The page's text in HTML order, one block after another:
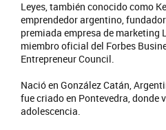
Leyes, también conocido como
emprendedor argentino,
premiada empresa de marketing
miembro oficial del Forbes
Entrepreneur Council.
Nació en González Catán,
fue criado en Pontevedra, donde
adolescencia.